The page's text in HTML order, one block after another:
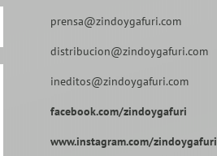
prensa@zindoygafuri.com
distribucion@zindoygafuri.com
ineditos@zindoygafuri.com
facebook.com/zindoygafuri
www.instagram.com/zindoygafuri